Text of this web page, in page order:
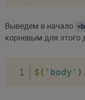
Выведем в начало
корневым для этого
$ ( 'body' )